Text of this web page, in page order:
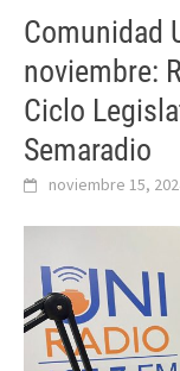
Comunidad
noviembre:
Ciclo
Semaradio
noviembre 15,